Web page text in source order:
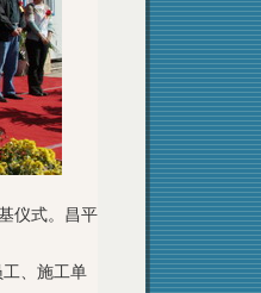
仪式。昌平
、施工单